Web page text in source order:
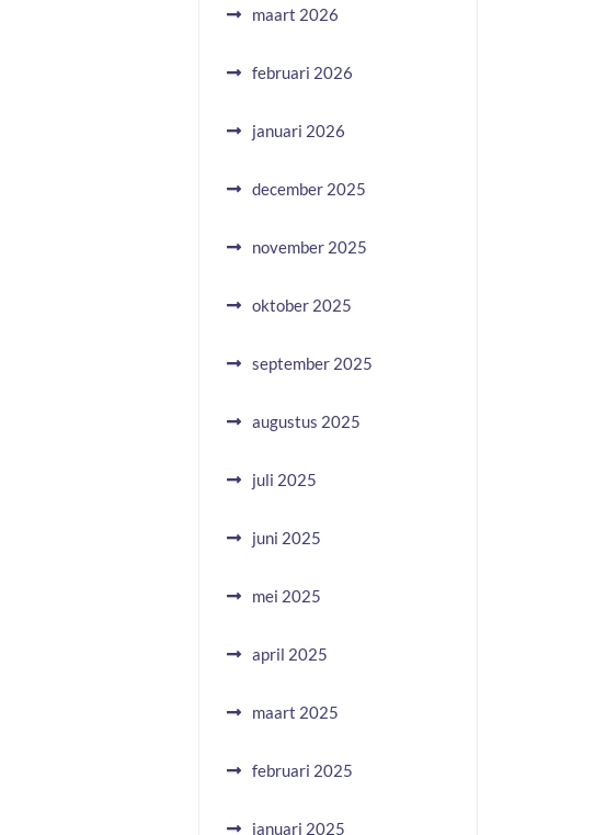
maart 2026
februari 2026
januari 2026
december 2025
november 2025
oktober 2025
september 2025
augustus 2025
juli 2025
juni 2025
mei 2025
april 2025
maart 2025
februari 2025
januari 2025